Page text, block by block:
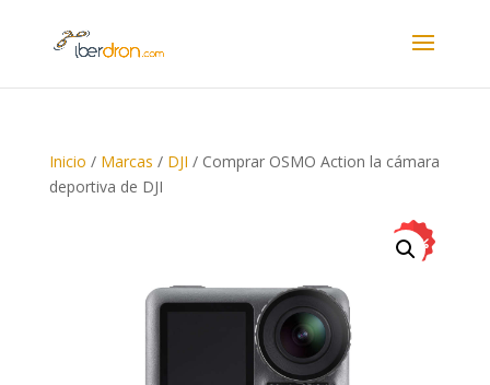
Inicio / Marcas / DJI / Comprar OSMO Action la cámara
deportiva de DJI
21